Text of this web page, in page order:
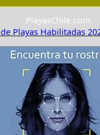
PlayasChile.com
Playas Habilitadas